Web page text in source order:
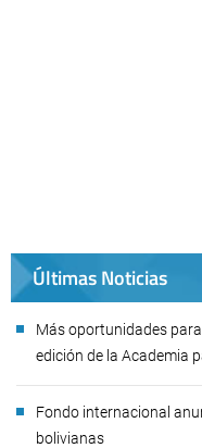
Últimas Noticias
Más oportunidades
edición de la Academia
Fondo internacional
bolivianas